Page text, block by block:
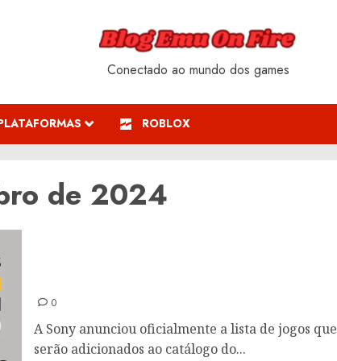
Conectado ao mundo dos games
ROBLOX
de 2024
0
A Sony anunciou oficialmente a lista de jogos que
serão adicionados ao catálogo do...